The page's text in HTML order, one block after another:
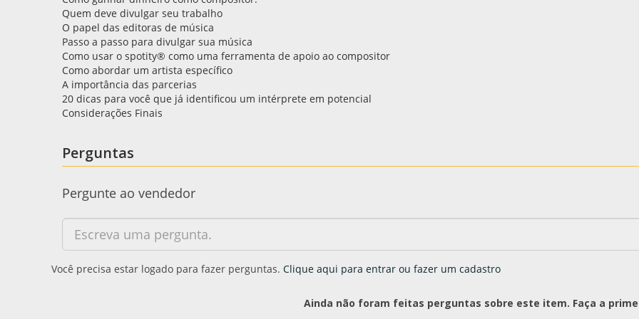
Quem deve divulgar seu trabalho
O papel das editoras de música
Passo a passo para divulgar sua música
Como usar o spotity® como uma ferramenta de apoio ao compositor
Como abordar um artista específico
A importância das parcerias
20 dicas para você que já identificou um intérprete em potencial
Considerações Finais
Perguntas
Pergunte ao vendedor
Você precisa estar logado para fazer perguntas. Clique aqui para entrar ou fazer um cadastro
Ainda não foram feitas perguntas sobre este item. Faça a